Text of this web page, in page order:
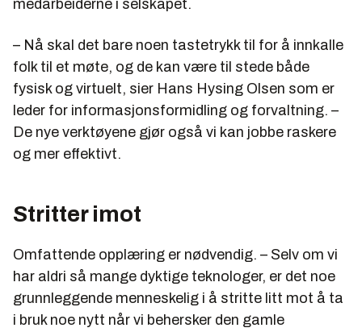
medarbeiderne i selskapet.
– Nå skal det bare noen tastetrykk til for å innkalle
folk til et møte, og de kan være til stede både
fysisk og virtuelt, sier Hans Hysing Olsen som er
leder for informasjonsformidling og forvaltning. –
De nye verktøyene gjør også vi kan jobbe raskere
og mer effektivt.
Stritter imot
Omfattende opplæring er nødvendig. – Selv om vi
har aldri så mange dyktige teknologer, er det noe
grunnleggende menneskelig i å stritte litt mot å ta
i bruk noe nytt når vi behersker den gamle